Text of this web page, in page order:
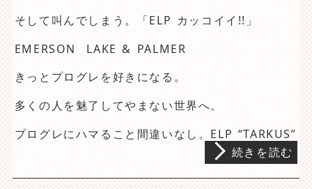
そして叫んでしまう。「ELP カッコイイ!!」
EMERSON LAKE & PALMER
きっとプログレを好きになる。
多くの人を魅了してやまない世界へ。
プログレにハマること間違いなし。ELP “TARKUS”
続きを読む